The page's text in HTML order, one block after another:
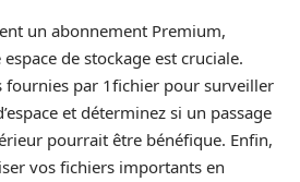
un abonnement Premium,
de stockage est cruciale.
fournies par 1fichier pour surveiller
et déterminez si un passage
pourrait être bénéfique. Enfin,
vos fichiers importants en